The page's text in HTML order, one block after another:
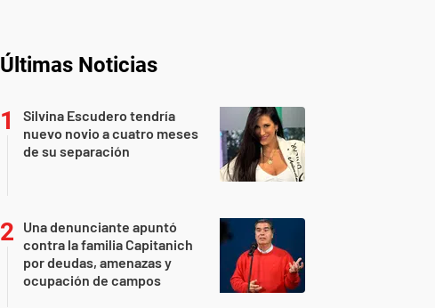
Últimas Noticias
Silvina Escudero tendría
nuevo novio a cuatro meses
de su separación
Una denunciante apuntó
contra la familia Capitanich
por deudas, amenazas y
ocupación de campos